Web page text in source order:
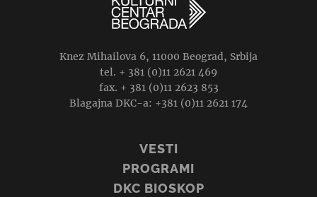
Knez Mihailova 6, 11000 Beograd, Srbija
tel. + 381 (0)11 2621 469
fax. + 381 (0)11 2623 853
Blagajna DKC-a: +381 (0)11 2621 174
VESTI
PROGRAMI
DKC BIOSKOP